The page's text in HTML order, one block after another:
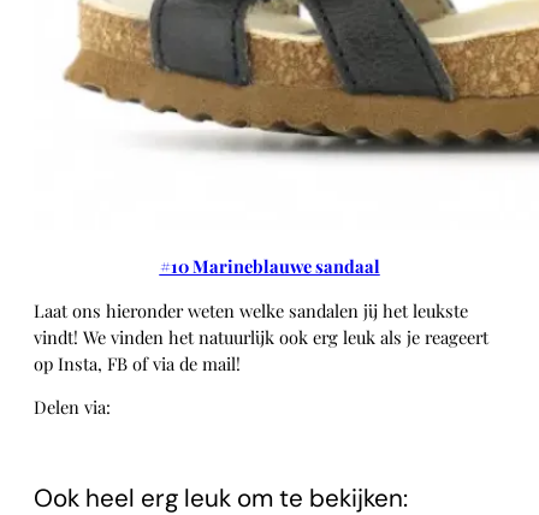
#10 Marineblauwe sandaal
Laat ons hieronder weten welke sandalen jij het leukste
vindt! We vinden het natuurlijk ook erg leuk als je reageert
op Insta, FB of via de mail!
Delen via:
Ook heel erg leuk om te bekijken: